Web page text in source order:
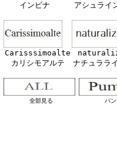
インビナ
アシュライ
Carisssimoalte
カリシモアルテ
ナチュララ
全部見る パ